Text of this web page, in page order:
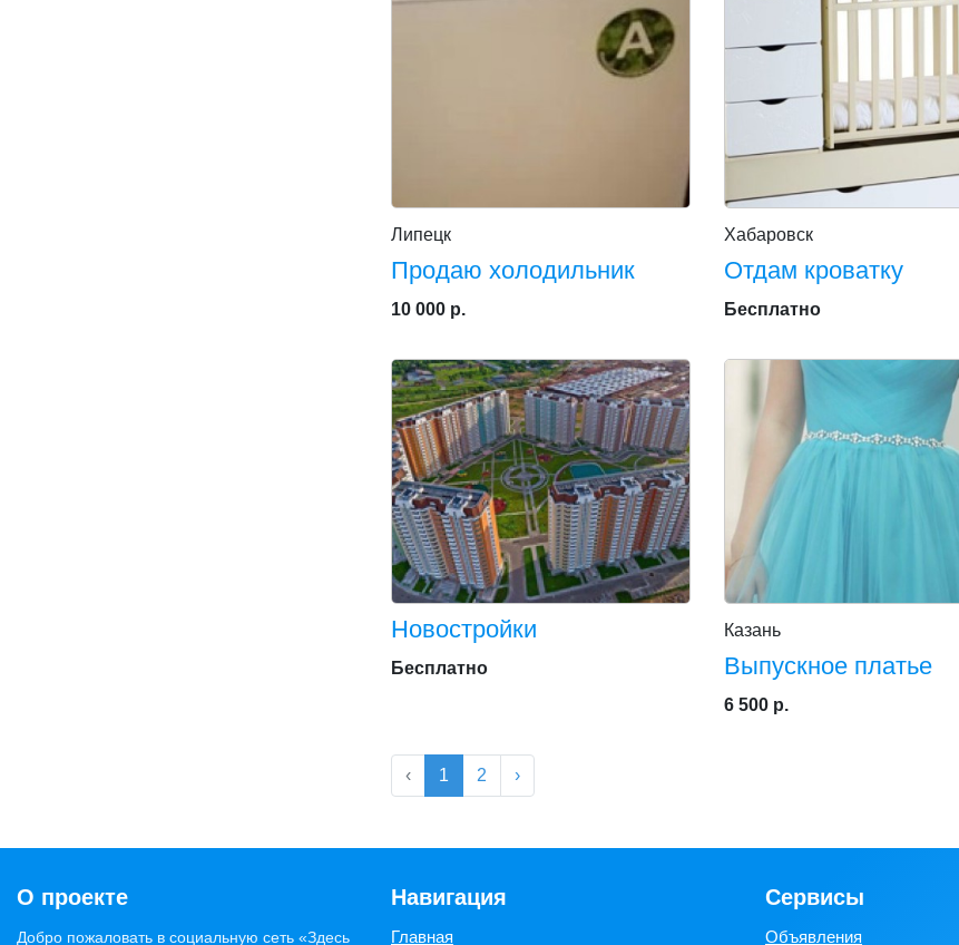
Липецк
Продаю холодильник
10 000 р.
Хабаровск
Отдам кроватку
Бесплатно
Новостройки
Бесплатно
Казань
Выпускное платье
6 500 р.
‹ 1 2 ›
О проекте
Добро пожаловать в социальную сеть «Здесь
Навигация
Главная
Сервисы
Объявления